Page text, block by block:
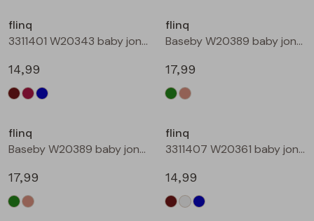
Bermuda's
flinq
3311401 W20343 baby jongens sweater Petrol
14,99
flinq
Baseby W20389 baby jongens vest Bottle
17,99
flinq
Baseby W20389 baby jongens vest Taupe
17,99
flinq
3311407 W20361 baby jongens sweater Bruin donker
14,99